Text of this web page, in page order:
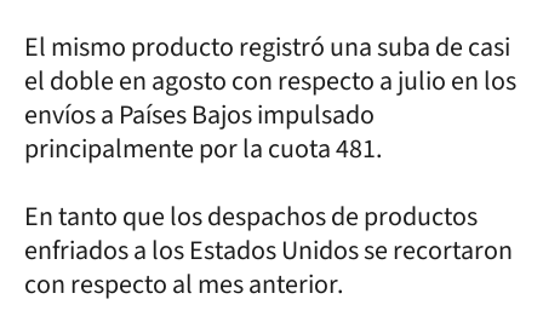
El mismo producto registró una suba de casi
el doble en agosto con respecto a julio en los
envíos a Países Bajos impulsado
principalmente por la cuota 481.
En tanto que los despachos de productos
enfriados a los Estados Unidos se recortaron
con respecto al mes anterior.